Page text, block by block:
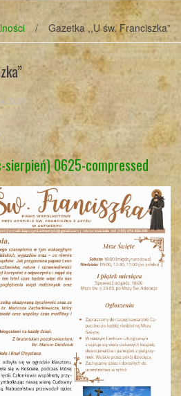
/ Gazetka ,,U św. Franciszka”
2025
sierpień) 0625-compressed